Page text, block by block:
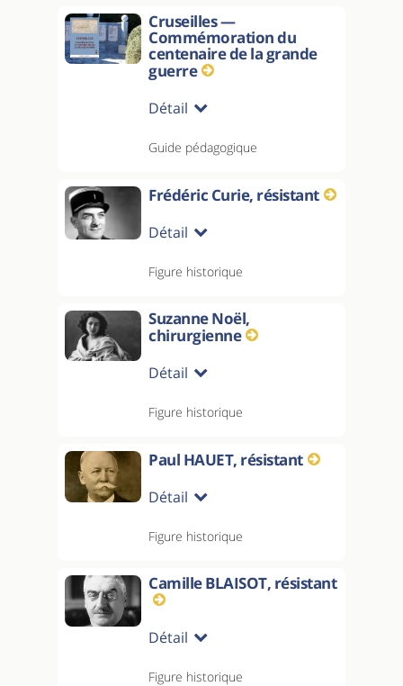
Cruseilles —
Commémoration du
centenaire de la grande
guerre
Détail
Guide pédagogique
Frédéric Curie, résistant
Détail
Figure historique
Suzanne Noël,
chirurgienne
Détail
Figure historique
Paul HAUET, résistant
Détail
Figure historique
Camille BLAISOT, résistant
Détail
Figure historique